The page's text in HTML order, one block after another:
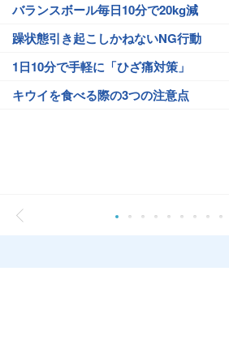
バランスボール毎日10分で20kg減
躁状態引き起こしかねないNG行動
1日10分で手軽に「ひざ痛対策」
キウイを食べる際の3つの注意点